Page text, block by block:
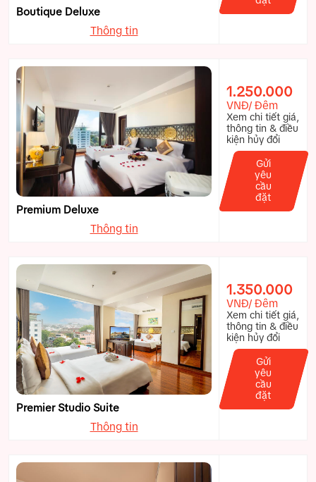
Boutique Deluxe
Thông tin
Premium Deluxe
Thông tin
1.250.000
VNĐ/ Đêm
Xem chi tiết giá,
thông tin & điều
kiện hủy đổi
Gửi
yêu
cầu
đặt
Premier Studio Suite
Thông tin
1.350.000
VNĐ/ Đêm
Xem chi tiết giá,
thông tin & điều
kiện hủy đổi
Gửi
yêu
cầu
đặt